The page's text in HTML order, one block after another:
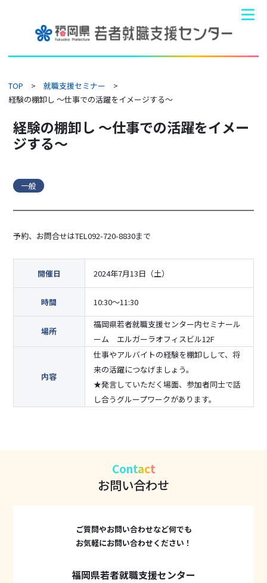
TOP
就職支援セミナー
経験の棚卸し ～仕事での活躍をイメージする～
経験の棚卸し ～仕事での活躍をイメー
ジする～
一般
予約、お問合せはTEL092-720-8830まで
開催日 2024年7月13日（土）
時間 10:30～11:30
場所
福岡県若者就職支援センター内セミナール
ーム エルガーラオフィスビル12F
内容
仕事やアルバイトの経験を棚卸しして、将
来の活躍につなげましょう。
★発言していただく場面、参加者同士で話
し合うグループワークがあります。
Contact
お問い合わせ
ご質問やお問い合わせなど何でも
お気軽にお問い合わせください！
福岡県若者就職支援センター